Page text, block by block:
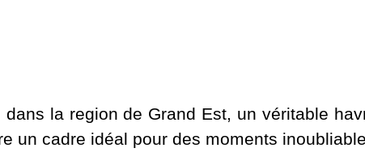
la region de Grand Est, un véritable
un cadre idéal pour des moments